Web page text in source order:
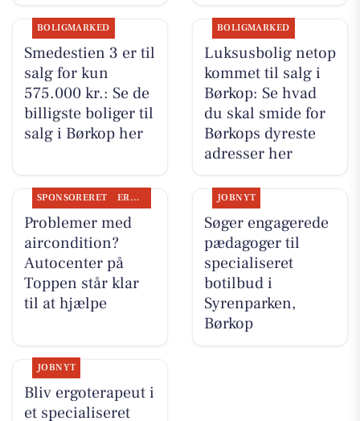
BOLIGMARKED
Smedestien 3 er til
salg for kun
575.000 kr.: Se de
billigste boliger til
salg i Børkop her
BOLIGMARKED
Luksusbolig netop
kommet til salg i
Børkop: Se hvad
du skal smide for
Børkops dyreste
adresser her
SPONSORERET ERHVERV
Problemer med
aircondition?
Autocenter på
Toppen står klar
til at hjælpe
JOBNYT
Søger engagerede
pædagoger til
specialiseret
botilbud i
Syrenparken,
Børkop
JOBNYT
Bliv ergoterapeut i
et specialiseret